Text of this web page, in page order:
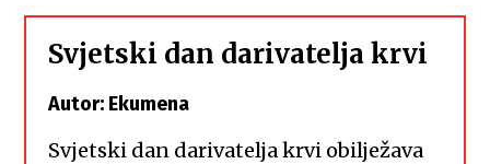
Svjetski dan darivatelja krvi
Autor: Ekumena
Svjetski dan darivatelja krvi obilježava